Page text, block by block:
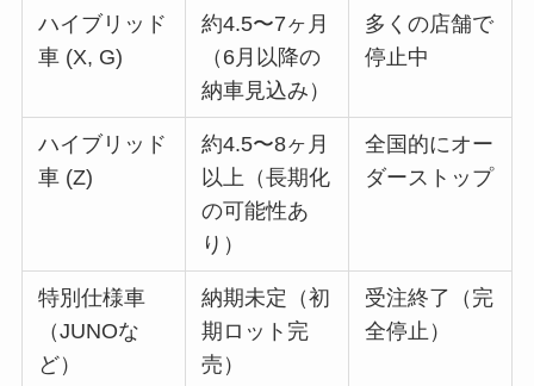
ハイブリッド
車 (X, G)
約4.5〜7ヶ月
（6月以降の
納車見込み）
多くの店舗で
停止中
ハイブリッド
車 (Z)
約4.5〜8ヶ月
以上（長期化
の可能性あ
り）
全国的にオー
ダーストップ
特別仕様車
（JUNOな
ど）
納期未定（初
期ロット完
売）
受注終了（完
全停止）